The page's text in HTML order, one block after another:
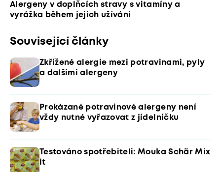
Alergeny v doplňcích stravy s vitamíny a
vyrážka během jejich užívání
Související články
Zkřížené alergie mezi potravinami, pyly
a dalšími alergeny
Prokázané potravinové alergeny není
vždy nutné vyřazovat z jídelníčku
Testováno spotřebiteli: Mouka Schär Mix
it